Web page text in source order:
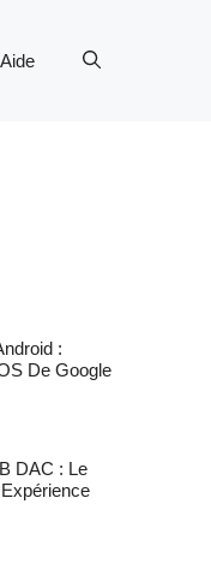
Aide
:
De Google
DAC : Le